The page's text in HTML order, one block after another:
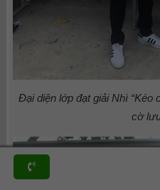
Đại diện lớp đạt giải Nhì “Kéo
cờ